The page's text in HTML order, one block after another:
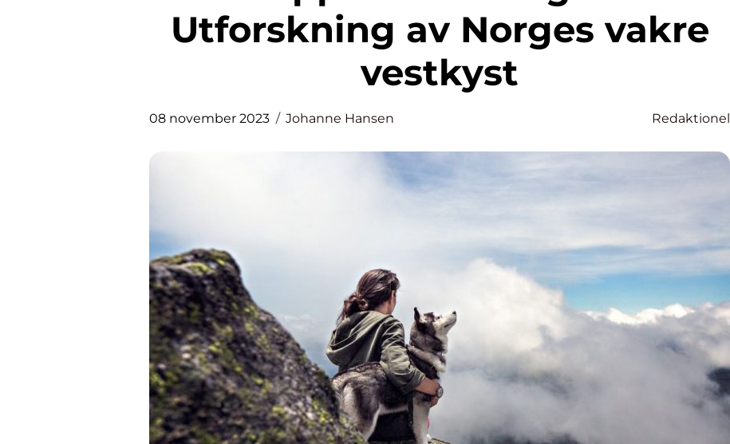
Utforskning av Norges vakre
vestkyst
08 november 2023 Johanne Hansen Redaktionel